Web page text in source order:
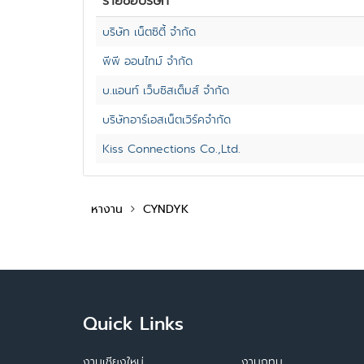
บริษัท เน็ตซิตี้ จำกัด
พีพี ออนไทม์ จำกัด
บ.แอนท์ เว็บซิสเต็มส์ จำกัด
บริษัทอาร์เอสเน็ตเวิร์คจำกัด
Kiss Connections Co.,Ltd.
หางาน CYNDYK
Quick Links